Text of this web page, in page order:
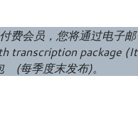
付费会员，您将通过电子邮
transcription package (It
(每季度末发布)。